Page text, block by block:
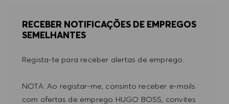
RECEBER NOTIFICAÇÕES DE EMPREGOS
SEMELHANTES
Regista-te para receber alertas de emprego.
NOTA: Ao registar-me, consinto receber e-mails
com ofertas de emprego HUGO BOSS, convites